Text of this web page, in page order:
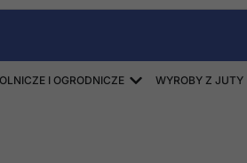
SIANA, KISZONEK
I OGRODNICZE OpenWYROBY Z JUTY